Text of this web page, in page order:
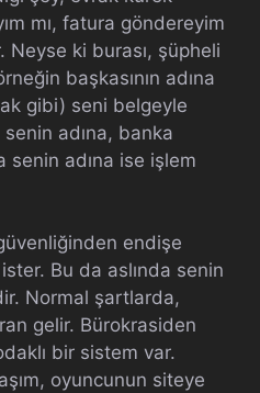
mı, fatura göndereyim
Neyse ki burası, şüpheli
başkasının adına
gibi) seni belgeyle
senin adına, banka
senin adına ise işlem
endişe
Bu da aslında senin
Normal şartlarda,
gelir. Bürokrasiden
bir sistem var.
oyuncunun siteye